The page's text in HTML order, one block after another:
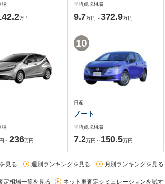
場
万円
平均買取相場
9.7万円～372.9万円
場
～236万円
日産
ノート
平均買取相場
7.2万円～ 150.5万円
10
見る 週別ランキングを見る 月別ランキングを見る
定相場一覧を見る ネット車査定シミュレーションを試す